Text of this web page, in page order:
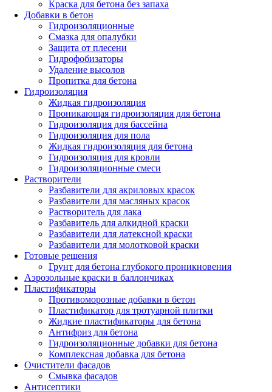
Краска для бетона без запаха
Добавки в бетон
Гидроизоляционные
Смазка для опалубки
Защита от плесени
Гидрофобизаторы
Удаление высолов
Пропитка для бетона
Гидроизоляция
Жидкая гидроизоляция
Проникающая гидроизоляция для бетона
Гидроизоляция для бассейна
Гидроизоляция для пола
Жидкая гидроизоляция для бетона
Гидроизоляция для кровли
Гидроизоляционные смеси
Растворители
Разбавители для акриловых красок
Разбавители для масляных красок
Растворитель для лака
Разбавитель для алкидной краски
Разбавители для латексной краски
Разбавители для молотковой краски
Готовые решения
Грунт для бетона глубокого проникновения
Аэрозольные краски в баллончиках
Пластификаторы
Противоморозные добавки в бетон
Пластификатор для тротуарной плитки
Жидкие пластификаторы для бетона
Антифриз для бетона
Гидроизоляционные добавки для бетона
Комплексная добавка для бетона
Очистители фасадов
Смывка фасадов
Антисептики